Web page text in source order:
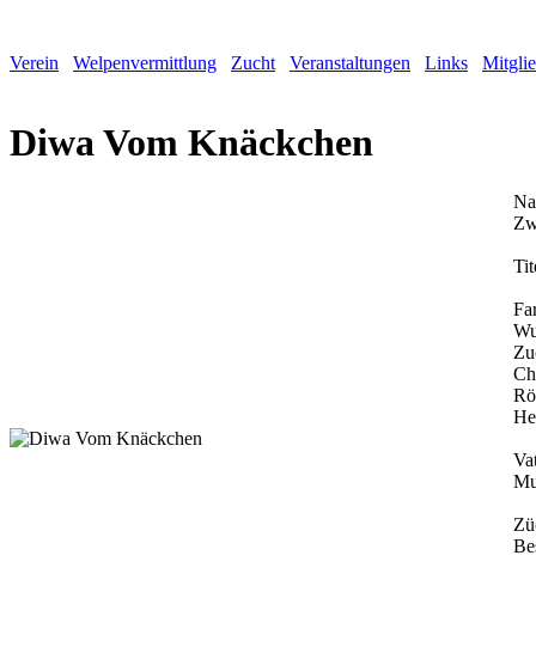
Verein Welpenvermittlung Zucht Veranstaltungen Links
Diwa Vom Knäckchen